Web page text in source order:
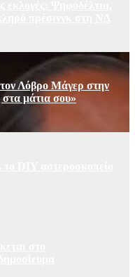
Λόβρο Μάγερ στην
μάτια σου»